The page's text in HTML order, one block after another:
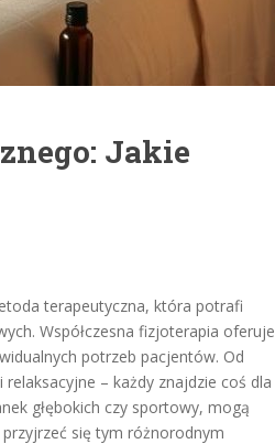
Jakie
terapeutyczna, która potrafi
Współczesna fizjoterapia oferuje
potrzeb pacjentów. Od
– każdy znajdzie coś dla
głębokich czy sportowy, mogą
się tym różnorodnym